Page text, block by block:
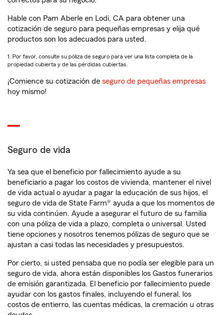
Hable con Pam Aberle en Lodi, CA para obtener una
cotización de seguro para pequeñas empresas y elija qué
productos son los adecuados para usted.
1. Por favor, consulte su póliza de seguro para ver una lista completa de la
propiedad cubierta y de las pérdidas cubiertas.
¡Comience su cotización de seguro de pequeñas empresas
hoy mismo!
Seguro de vida
Ya sea que el beneficio por fallecimiento ayude a su
beneficiario a pagar los costos de vivienda, mantener el nivel
de vida actual o ayudar a pagar la educación de sus hijos, el
seguro de vida de State Farm® ayuda a que los momentos de
su vida continúen. Ayude a asegurar el futuro de su familia
con una póliza de vida a plazo, completa o universal. Usted
tiene opciones y nosotros tenemos pólizas de seguro que se
ajustan a casi todas las necesidades y presupuestos.
Por cierto, si usted pensaba que no podía ser elegible para un
seguro de vida, ahora están disponibles los Gastos funerarios
de emisión garantizada. El beneficio por fallecimiento puede
ayudar con los gastos finales, incluyendo el funeral, los
costos de entierro, las cuentas médicas, la cremación u otras